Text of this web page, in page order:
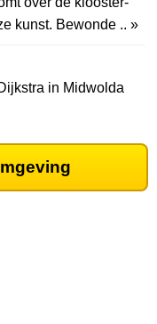
kunst. Bewonde .. »
in Midwolda